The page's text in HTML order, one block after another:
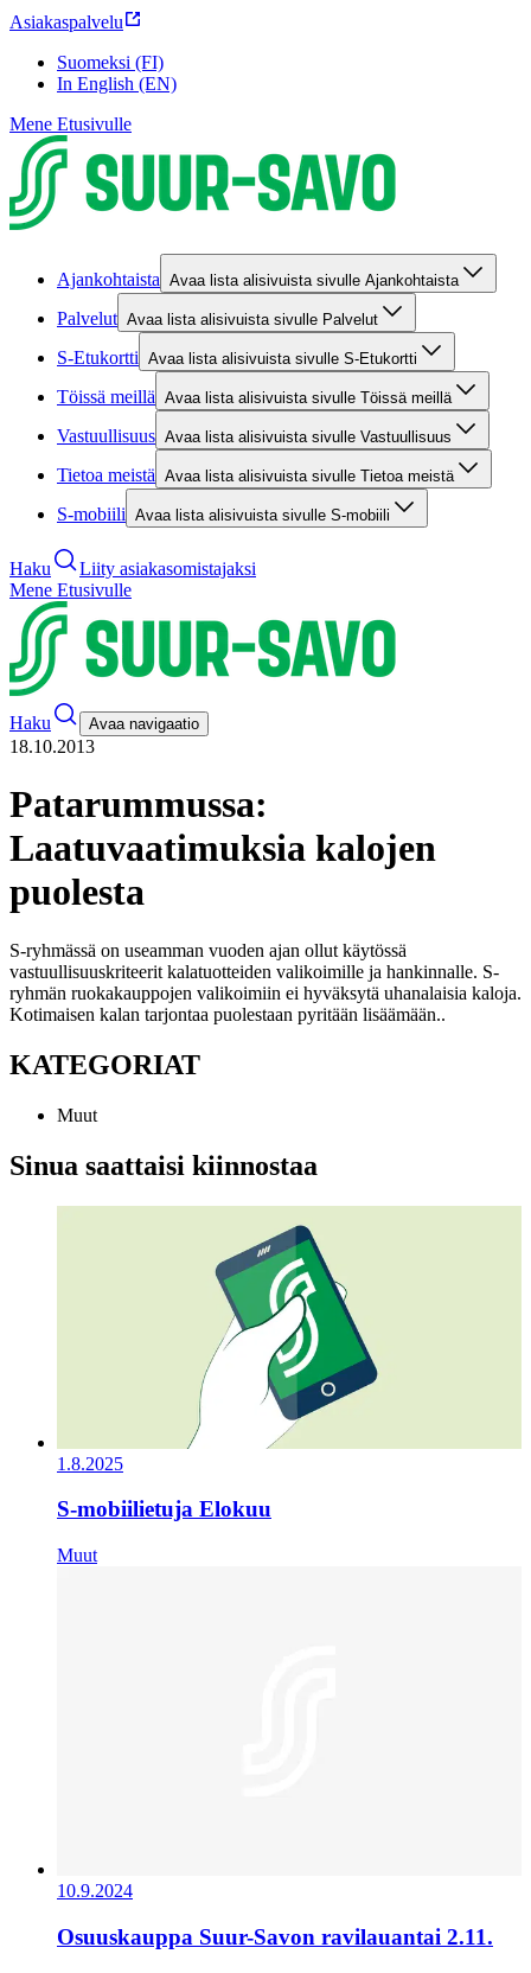
Asiakaspalvelu
Suomeksi (FI)
In English (EN)
Mene Etusivulle
Ajankohtaista Avaa lista alisivuista sivulle Ajankohtaista
Palvelut Avaa lista alisivuista sivulle Palvelut
S-Etukortti Avaa lista alisivuista sivulle S-Etukortti
Töissä meillä Avaa lista alisivuista sivulle Töissä meillä
Vastuullisuus Avaa lista alisivuista sivulle Vastuullisuus
Tietoa meistä Avaa lista alisivuista sivulle Tietoa meistä
S-mobiili Avaa lista alisivuista sivulle S-mobiili
Haku
Liity asiakasomistajaksi
Mene Etusivulle
Haku Avaa navigaatio
18.10.2013
Patarummussa:
Laatuvaatimuksia kalojen
puolesta
S-ryhmässä on useamman vuoden ajan ollut käytössä
vastuullisuuskriteerit kalatuotteiden valikoimille ja hankinnalle. S-
ryhmän ruokakauppojen valikoimiin ei hyväksytä uhanalaisia kaloja.
Kotimaisen kalan tarjontaa puolestaan pyritään lisäämään..
KATEGORIAT
Muut
Sinua saattaisi kiinnostaa
1.8.2025
S-mobiilietuja Elokuu
Muut
10.9.2024
Osuuskauppa Suur-Savon ravilauantai 2.11.